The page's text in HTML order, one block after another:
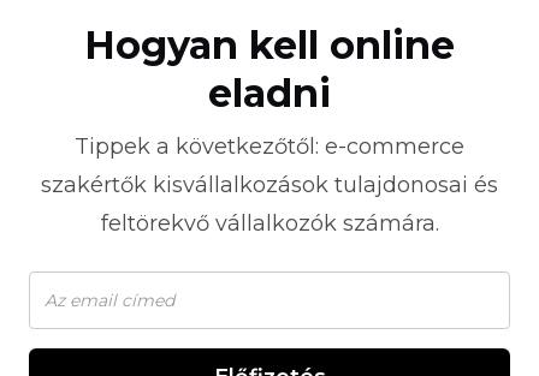
Hogyan kell online
eladni
Tippek a következőtől: e-commerce
szakértők kisvállalkozások tulajdonosai és
feltörekvő vállalkozók számára.